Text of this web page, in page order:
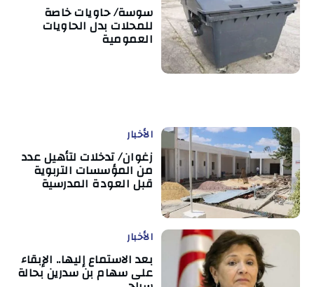
سوسة/ حاويات خاصة
للمحلات بدل الحاويات
العمومية
الأخبار
زغوان/ تدخلات لتأهيل عدد
من المؤسسات التربوية
قبل العودة المدرسية
الأخبار
بعد الاستماع إليها.. الإبقاء
على سهام بن سدرين بحالة